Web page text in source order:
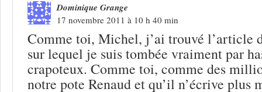
Dominique Grange
17 novembre 2011 à 10 h 40 min
Comme toi, Michel, j’ai trouvé l’article
sur lequel je suis tombée vraiment par
crapoteux. Comme toi, comme des
notre pote Renaud et qu’il n’écrive plus